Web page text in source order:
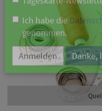
Branche
Ich möchte folgende
Tageskarte-
Ich habe die